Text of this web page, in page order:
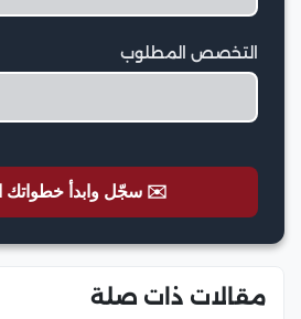
التخصص المطلوب
✉️ سجّل وابدأ خطواتك
مقالات ذات صلة